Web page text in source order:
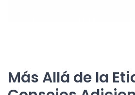
Más Allá de la